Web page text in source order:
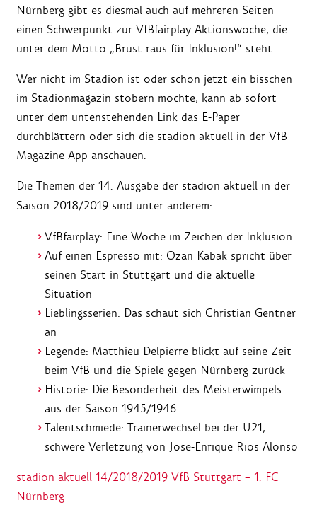
Nürnberg gibt es diesmal auch auf mehreren Seiten
einen Schwerpunkt zur VfBfairplay Aktionswoche, die
unter dem Motto „Brust raus für Inklusion!“ steht.
Wer nicht im Stadion ist oder schon jetzt ein bisschen
im Stadionmagazin stöbern möchte, kann ab sofort
unter dem untenstehenden Link das E-Paper
durchblättern oder sich die stadion aktuell in der VfB
Magazine App anschauen.
Die Themen der 14. Ausgabe der stadion aktuell in der
Saison 2018/2019 sind unter anderem:
VfBfairplay: Eine Woche im Zeichen der Inklusion
Auf einen Espresso mit: Ozan Kabak spricht über
seinen Start in Stuttgart und die aktuelle
Situation
Lieblingsserien: Das schaut sich Christian Gentner
an
Legende: Matthieu Delpierre blickt auf seine Zeit
beim VfB und die Spiele gegen Nürnberg zurück
Historie: Die Besonderheit des Meisterwimpels
aus der Saison 1945/1946
Talentschmiede: Trainerwechsel bei der U21,
schwere Verletzung von Jose-Enrique Rios Alonso
stadion aktuell 14/2018/2019 VfB Stuttgart – 1. FC
Nürnberg